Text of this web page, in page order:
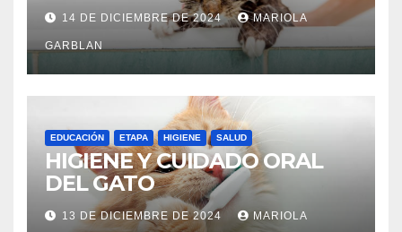
14 DE DICIEMBRE DE 2024 MARIOLA
GARBLAN
EDUCACIÓN ETAPA HIGIENE SALUD
HIGIENE Y CUIDADO ORAL
DEL GATO
13 DE DICIEMBRE DE 2024 MARIOLA